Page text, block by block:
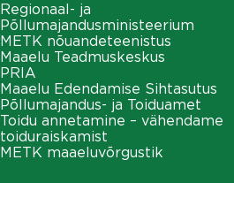
Regionaal- ja
Põllumajandusministeerium
METK nõuandeteenistus
Maaelu Teadmuskeskus
PRIA
Maaelu Edendamise Sihtasutus
Põllumajandus- ja Toiduamet
Toidu annetamine – vähendame
toiduraiskamist
METK maaeluvõrgustik